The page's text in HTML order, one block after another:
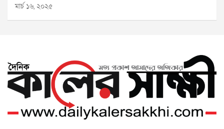
মার্চ ১৬, ২০২৫